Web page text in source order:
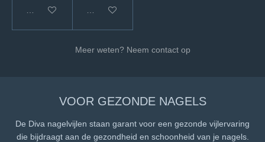
In winkelwagen In winkelwagen
Meer weten? Neem contact op
VOOR GEZONDE NAGELS
De Diva nagelvijlen staan garant voor een gezonde vijlervaring
die bijdraagt aan de gezondheid en schoonheid van je nagels.